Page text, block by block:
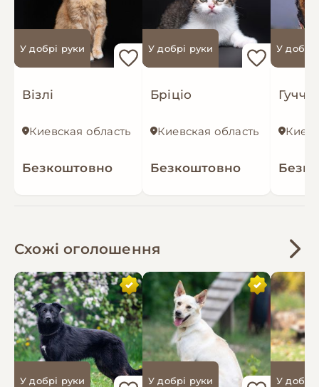
на малосах не з інтернету, а має власний
досвід утримання. Розумний та схильний до
навчання Пес. Умовна ДН 01.01.2025. Боба має
паспорт, щеплення, чип, оброблений,
У добрі руки
Візлі
Киевская область
Безкоштовно
У добрі руки
Бріціо
Киевская область
Безкоштовно
У добрі
Гуччі
Схожі оголошення
У добрі руки У добрі руки У добрі